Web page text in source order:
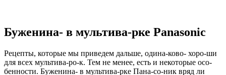
Буженина- в мультива-рке Panasonic
Рецепты, которые мы приведем дальше, одина-ково- хоро-ши
для всех мультива-ро-к. Тем не менее, есть и некоторые осо-
бенности. Буженина- в мультива-рке Пана-со-ник вряд ли